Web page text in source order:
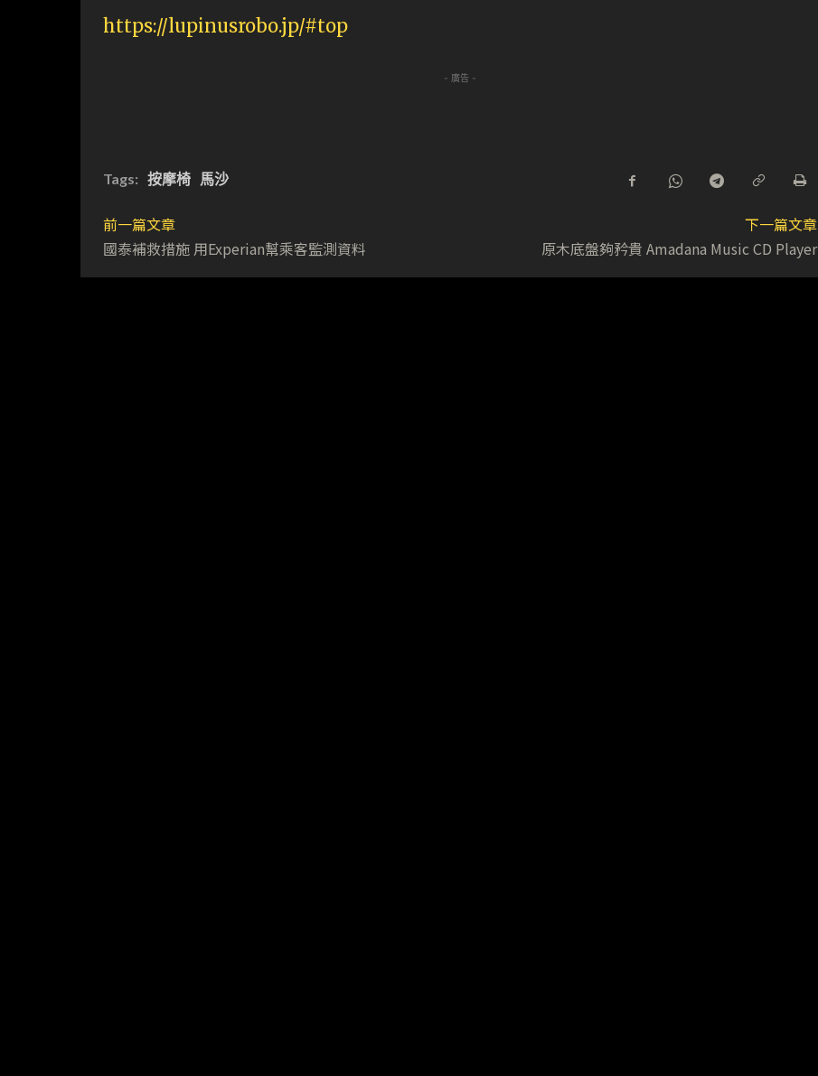
https://lupinusrobo.jp/#top
- 廣告 -
Tags: 按摩椅 馬沙
前一篇文章
國泰補救措施 用Experian幫乘客監測資料
下一篇文章
原木底盤夠矜貴 Amadana Music CD Player